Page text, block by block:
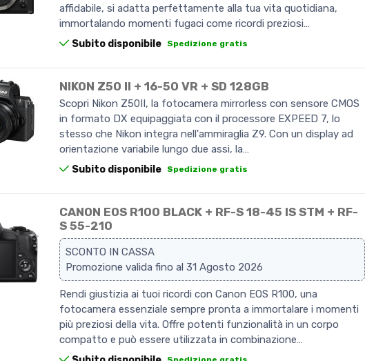
affidabile, si adatta perfettamente alla tua vita quotidiana,
immortalando momenti fugaci come ricordi preziosi…
Subito disponibile Spedizione gratis
NIKON Z50 II + 16-50 VR + SD 128GB
Scopri Nikon Z50II, la fotocamera mirrorless con sensore CMOS
in formato DX equipaggiata con il processore EXPEED 7, lo
stesso che Nikon integra nell'ammiraglia Z9. Con un display ad
orientazione variabile lungo due assi, la…
Subito disponibile Spedizione gratis
CANON EOS R100 BLACK + RF-S 18-45 IS STM + RF-
S 55-210
SCONTO IN CASSA
Promozione valida fino al 31 Agosto 2026
Rendi giustizia ai tuoi ricordi con Canon EOS R100, una
fotocamera essenziale sempre pronta a immortalare i momenti
più preziosi della vita. Offre potenti funzionalità in un corpo
compatto e può essere utilizzata in combinazione…